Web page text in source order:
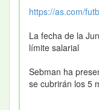
https://as.com/
La fecha de la
límite salarial
Sebman ha
se cubrirán los 5